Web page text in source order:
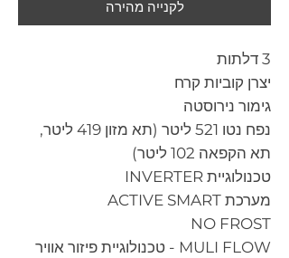
לקנייה מהירה
3 דלתות
יצרן קוביות קרח
גימור נירוסטה
נפח נטו 521 ליטר (תא מזון 419 ליטר,
תא הקפאה 102 ליטר)
טכנולוגיית INVERTER
מערכת ACTIVE SMART
NO FROST
MULI FLOW - טכנולוגיית פיזור אוויר